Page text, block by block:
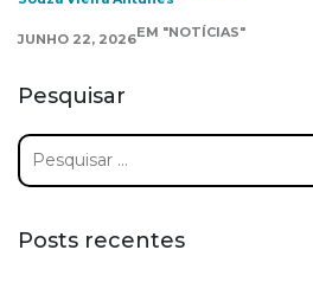
JUNHO 22, 2026EM "NOTÍCIAS"
Pesquisar
Pesquisar
por:
Posts recentes